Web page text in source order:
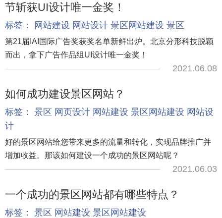
节斩获UI设计唯一金奖！
标签： 网站建设 网站设计 景区网站建设 景区
第21届IAI国际广告奖获奖名单新鲜出炉。北京分形科技脱颖
而出，拿下广告作品组UI设计唯一金奖！
2021.06.08
如何成功建设景区网站？
标签： 景区 网页设计 网站建设 景区网站建设 网站设
计
好的景区网站给您带来更多的流量和转化，实现品牌推广并
增加收益。那该如何建设一个成功的景区网站呢？
2021.06.03
一个成功的景区网站都有哪些特点？
标签： 景区 网站建设 景区网站建设